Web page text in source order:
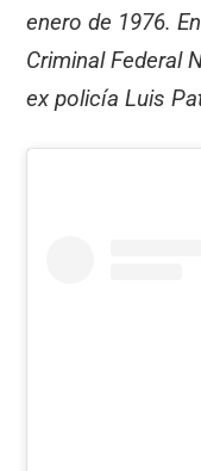
enero de 1976.
Criminal Federal
ex policía Luis